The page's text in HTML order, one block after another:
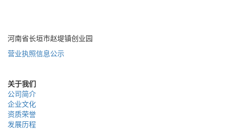
河南省长垣市赵堤镇创业园
营业执照信息公示
关于我们
公司简介
企业文化
资质荣誉
发展历程